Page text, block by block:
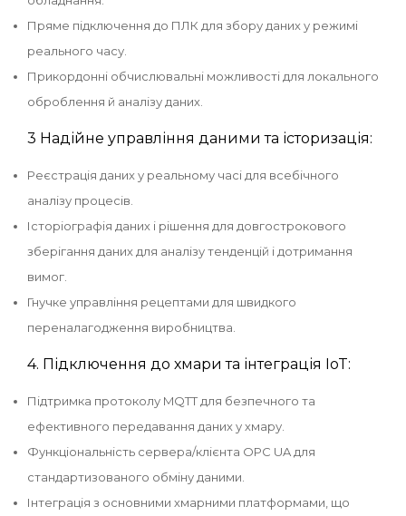
Пряме підключення до ПЛК для збору даних у режимі
реального часу.
Прикордонні обчислювальні можливості для локального
оброблення й аналізу даних.
3 Надійне управління даними та історизація:
Реєстрація даних у реальному часі для всебічного
аналізу процесів.
Історіографія даних і рішення для довгострокового
зберігання даних для аналізу тенденцій і дотримання
вимог.
Гнучке управління рецептами для швидкого
переналагодження виробництва.
4. Підключення до хмари та інтеграція IoT:
Підтримка протоколу MQTT для безпечного та
ефективного передавання даних у хмару.
Функціональність сервера/клієнта OPC UA для
стандартизованого обміну даними.
Інтеграція з основними хмарними платформами, що